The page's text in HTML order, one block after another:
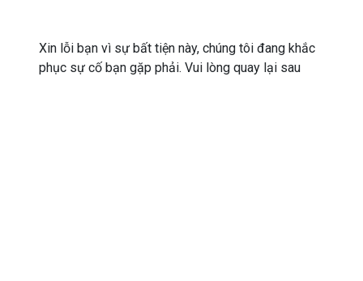
Xin lỗi bạn vì sự bất tiện này, chúng tôi đang khắc
phục sự cố bạn gặp phải. Vui lòng quay lại sau